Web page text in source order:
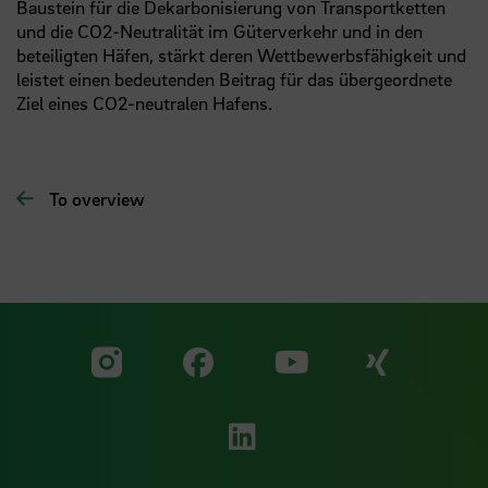
Baustein für die Dekarbonisierung von Transportketten
und die CO2-Neutralität im Güterverkehr und in den
beteiligten Häfen, stärkt deren Wettbewerbsfähigkeit und
leistet einen bedeutenden Beitrag für das übergeordnete
Ziel eines CO2-neutralen Hafens.
To overview
Visit our Facebook
Visit
Visit our LinkedIn